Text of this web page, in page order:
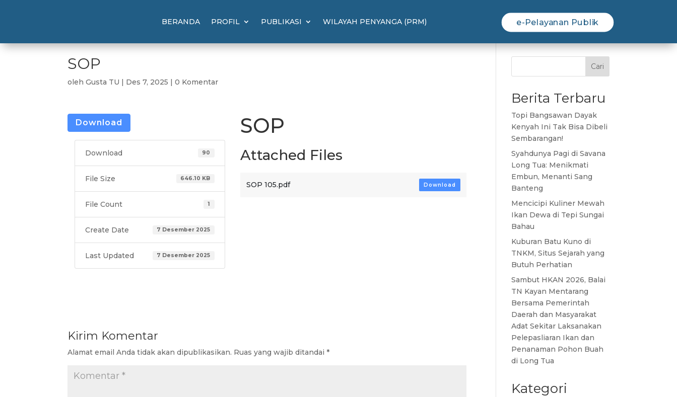
BERANDA PROFIL PUBLIKASI WILAYAH PENYANGA (PRM) e-Pelayanan Publik
SOP
olehGusta TU | Des 7, 2025 |0 Komentar
Download
Download 90
File Size 646.10 KB
File Count 1
Create Date 7 Desember 2025
Last Updated 7 Desember 2025
SOP
Attached Files
SOP 105.pdf Download
Kirim Komentar
Alamat email Anda tidak akan dipublikasikan. Ruas yang wajib ditandai*
Cari
Berita Terbaru
Topi Bangsawan Dayak
Kenyah Ini Tak Bisa Dibeli
Sembarangan!
Syahdunya Pagi di Savana
Long Tua: Menikmati
Embun, Menanti Sang
Banteng
Mencicipi Kuliner Mewah
Ikan Dewa di Tepi Sungai
Bahau
Kuburan Batu Kuno di
TNKM, Situs Sejarah yang
Butuh Perhatian
Sambut HKAN 2026, Balai
TN Kayan Mentarang
Bersama Pemerintah
Daerah dan Masyarakat
Adat Sekitar Laksanakan
Pelepasliaran Ikan dan
Penanaman Pohon Buah
di Long Tua
Kategori